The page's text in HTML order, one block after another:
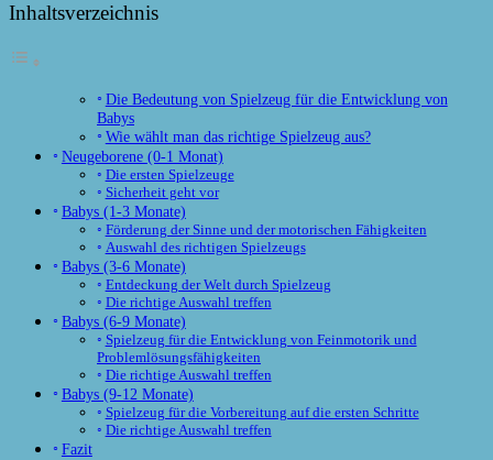
Inhaltsverzeichnis
Die Bedeutung von Spielzeug für die Entwicklung von
Babys
Wie wählt man das richtige Spielzeug aus?
Neugeborene (0-1 Monat)
Die ersten Spielzeuge
Sicherheit geht vor
Babys (1-3 Monate)
Förderung der Sinne und der motorischen Fähigkeiten
Auswahl des richtigen Spielzeugs
Babys (3-6 Monate)
Entdeckung der Welt durch Spielzeug
Die richtige Auswahl treffen
Babys (6-9 Monate)
Spielzeug für die Entwicklung von Feinmotorik und
Problemlösungsfähigkeiten
Die richtige Auswahl treffen
Babys (9-12 Monate)
Spielzeug für die Vorbereitung auf die ersten Schritte
Die richtige Auswahl treffen
Fazit